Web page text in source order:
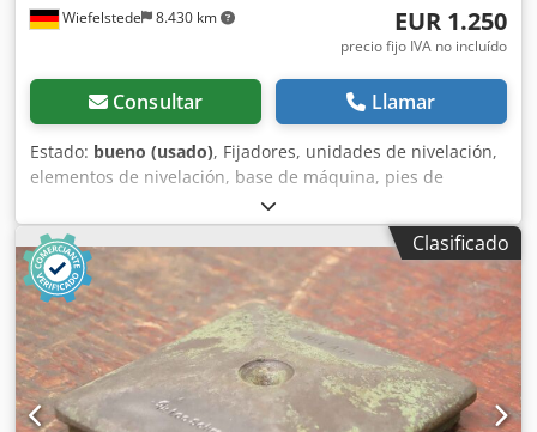
Wiefelstede 8.430 km EUR 1.250
precio fijo IVA no incluído
Consultar Llamar
Estado: bueno (usado), Fijadores, unidades de nivelación,
elementos de nivelación, base de máquina, pies de
máquina, zapatas de nivelación, cimentación de máquina,
zapata de nivelación, zapata de cuña, soporte de máquina,
pie de nivelación, gato de tornillo Djdevz Smyjpfx Adqskr -
Fijadores: para placas de sujeción / placas de
enderezamiento, 6 piezas -Altura: ajustable -Agujero: Ø 40
mm -Precio/Entrega: completo -Dimensiones: Ø 340/H550
mm -Peso: 45 kg/pieza
Clasificado